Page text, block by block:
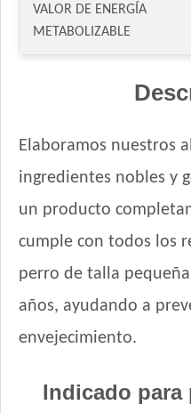
VALOR DE ENERGÍA
METABOLIZABLE
Elaboramos nuestros
ingredientes nobles y
un producto
cumple con todos los
perro de talla
años, ayudando a
envejecimiento.
Indicado para